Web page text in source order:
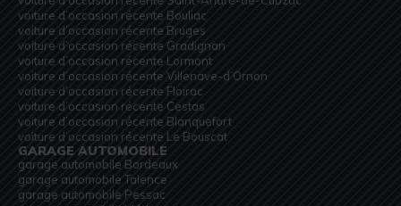
voiture d’occasion récente Bouliac
voiture d’occasion récente Bruges
voiture d’occasion récente Gradignan
voiture d’occasion récente Lormont
voiture d’occasion récente Villenave-d’Ornon
voiture d’occasion récente Floirac
voiture d’occasion récente Cestas
voiture d’occasion récente Blanquefort
voiture d’occasion récente Le Bouscat
GARAGE AUTOMOBILE
garage automobile Bordeaux
garage automobile Talence
garage automobile Pessac